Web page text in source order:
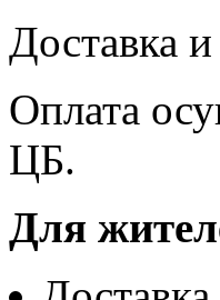
Доставка и
Оплата
ЦБ.
Для